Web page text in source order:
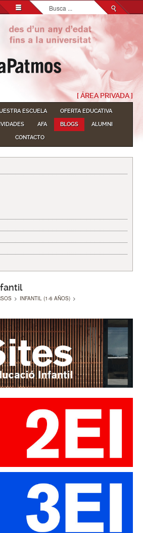
Buscar...
[ ÁREA PRIVADA ]
ESCUELA
OFERTA EDUCATIVA
AFA BLOGS
ALUMNI
CONTACTO
> INFANTIL (1-6 AÑOS) >